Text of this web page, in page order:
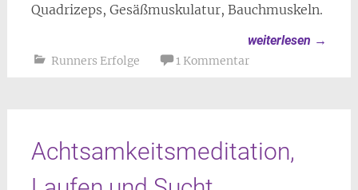
Quadrizeps, Gesäßmuskulatur, Bauchmuskeln.
weiterlesen →
Runners Erfolge 1 Kommentar
Achtsamkeitsmeditation,